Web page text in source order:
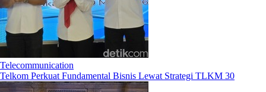
Telecommunication
Telkom Perkuat Fundamental Bisnis Lewat Strategi TLKM 30